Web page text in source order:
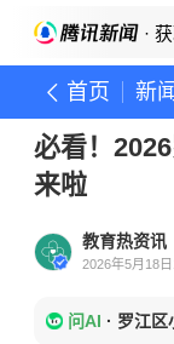
·
首页 新闻
必看！
来啦
教育热资讯
2026年5月18
问AI · 罗江区